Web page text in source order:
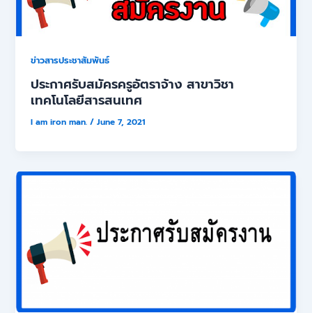
ข่าวสารประชาสัมพันธ์
ประกาศรับสมัครครูอัตราจ้าง สาขาวิชา
เทคโนโลยีสารสนเทศ
I am iron man./June 7, 2021